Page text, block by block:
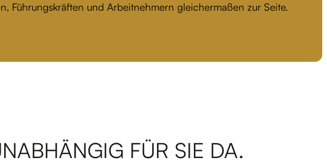
Führungskräften und Arbeitnehmern gleichermaßen zur Seite.
FÜR SIE DA.